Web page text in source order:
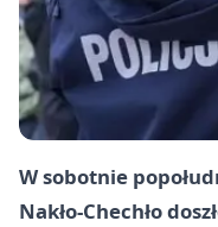
W sobotnie
Nakło-Chechło